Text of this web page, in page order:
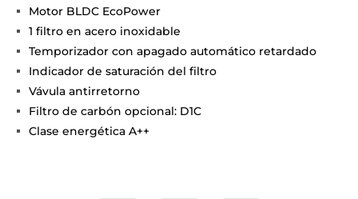
Motor BLDC EcoPower
1 filtro en acero inoxidable
Temporizador con apagado automático retardado
Indicador de saturación del filtro
Vávula antirretorno
Filtro de carbón opcional: D1C
Clase energética A++